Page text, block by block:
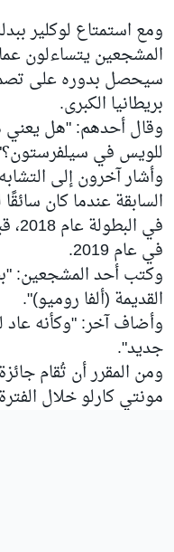
ومع استمتاع لوكلير
المشجعين يتساءلون
سيحصل بدوره على
بريطانيا الكبرى.
وقال أحدهم: "هل
للويس في
وأشار آخرون إلى
السابقة عندما كان
في
في عام 2019.
وكتب أحد المشجعين:
القديمة (ألفا روميو)".
وأضاف آخر: "وكأنه عاد
جديد".
ومن المقرر أن تُقام
مونتي كارلو خلال الفترة من 5 إلى